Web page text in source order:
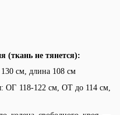
(ткань не тянется):
см, длина 108 см
ОГ 118-122 см, ОТ до 114 см,